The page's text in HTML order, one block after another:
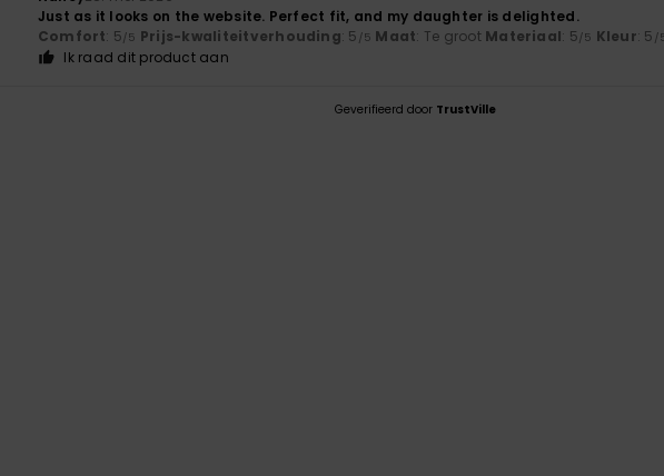
Just as it looks on the website. Perfect fit, and my daughter is delighted.
Comfort: 5/5 Prijs-kwaliteitverhouding: 5 /5 Maat: Te groot Materiaal: 5/5 Kleur: 5 /
Ik raad dit product aan
Geverifieerd door TrustVille